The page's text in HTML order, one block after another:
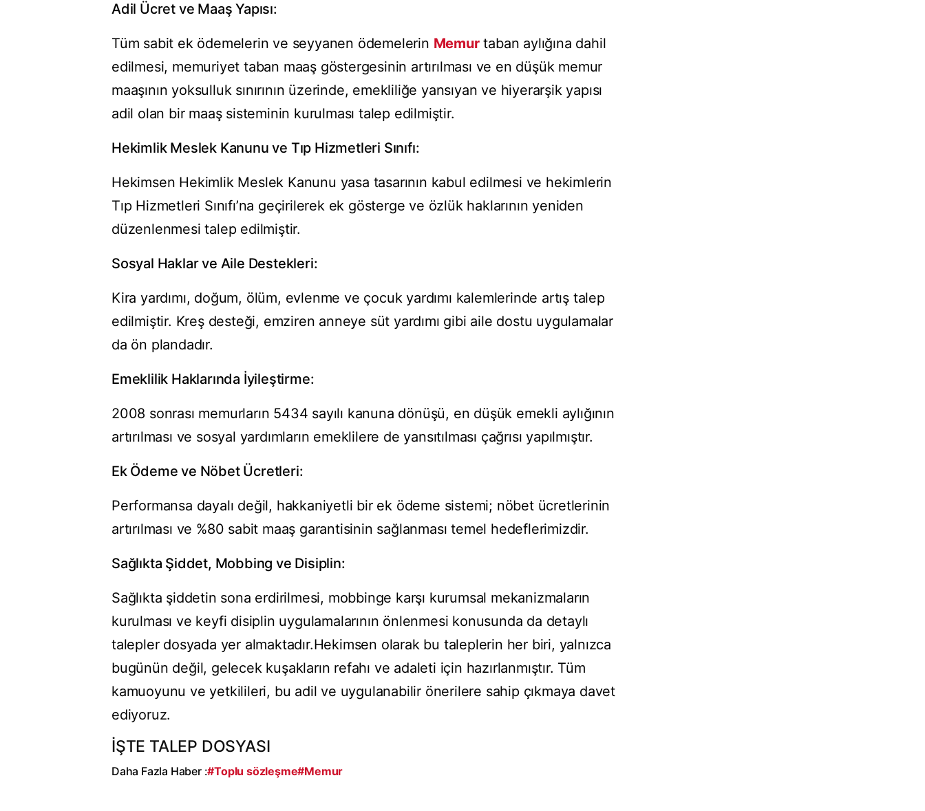
Adil Ücret ve Maaş Yapısı:
Tüm sabit ek ödemelerin ve seyyanen ödemelerin Memurtaban aylığına dahil
edilmesi, memuriyet taban maaş göstergesinin artırılması ve en düşük memur
maaşının yoksulluk sınırının üzerinde, emekliliğe yansıyan ve hiyerarşik yapısı
adil olan bir maaş sisteminin kurulması talep edilmiştir.
Hekimlik Meslek Kanunu ve Tıp Hizmetleri Sınıfı:
Hekimsen Hekimlik Meslek Kanunu yasa tasarının kabul edilmesi ve hekimlerin
Tıp Hizmetleri Sınıfı’na geçirilerek ek gösterge ve özlük haklarının yeniden
düzenlenmesi talep edilmiştir.
Sosyal Haklar ve Aile Destekleri:
Kira yardımı, doğum, ölüm, evlenme ve çocuk yardımı kalemlerinde artış talep
edilmiştir. Kreş desteği, emziren anneye süt yardımı gibi aile dostu uygulamalar
da ön plandadır.
Emeklilik Haklarında İyileştirme:
2008 sonrası memurların 5434 sayılı kanuna dönüşü, en düşük emekli aylığının
artırılması ve sosyal yardımların emeklilere de yansıtılması çağrısı yapılmıştır.
Ek Ödeme ve Nöbet Ücretleri:
Performansa dayalı değil, hakkaniyetli bir ek ödeme sistemi; nöbet ücretlerinin
artırılması ve %80 sabit maaş garantisinin sağlanması temel hedeflerimizdir.
Sağlıkta Şiddet, Mobbing ve Disiplin:
Sağlıkta şiddetin sona erdirilmesi, mobbinge karşı kurumsal mekanizmaların
kurulması ve keyfi disiplin uygulamalarının önlenmesi konusunda da detaylı
talepler dosyada yer almaktadır.Hekimsen olarak bu taleplerin her biri, yalnızca
bugünün değil, gelecek kuşakların refahı ve adaleti için hazırlanmıştır. Tüm
kamuoyunu ve yetkilileri, bu adil ve uygulanabilir önerilere sahip çıkmaya davet
ediyoruz.
İŞTE TALEP DOSYASI
Daha Fazla Haber :#Toplu sözleşme#Memur